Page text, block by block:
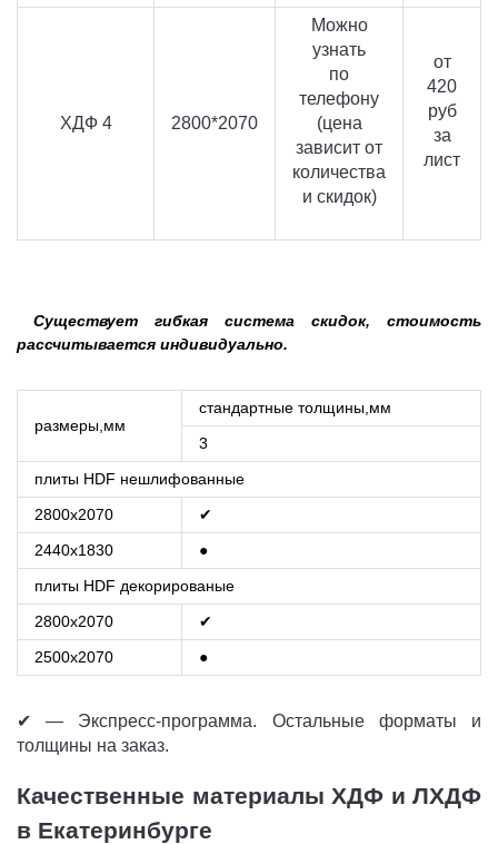
ХДФ 4 2800*2070
Можно
узнать
по
телефону
(цена
зависит от
количества
и скидок)
от
420
руб
за
лист
Существует гибкая система скидок, стоимость
рассчитывается индивидуально.
размеры,мм
стандартные толщины,мм
3
плиты HDF нешлифованные
2800x2070
✔
2440x1830
●
плиты HDF декорированые
2800x2070
✔
2500x2070
●
✔ — Экспресс-программа. Остальные форматы и
толщины на заказ.
Качественные материалы ХДФ и ЛХДФ
в Екатеринбурге